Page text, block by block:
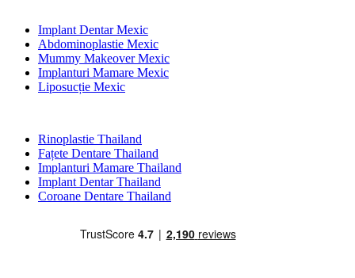
Implant Dentar Mexic
Abdominoplastie Mexic
Mummy Makeover Mexic
Implanturi Mamare Mexic
Liposucție Mexic
Rinoplastie Thailand
Fațete Dentare Thailand
Implanturi Mamare Thailand
Implant Dentar Thailand
Coroane Dentare Thailand